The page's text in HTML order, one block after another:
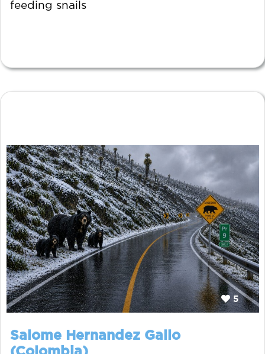
feeding snails
5
Salome Hernandez Gallo